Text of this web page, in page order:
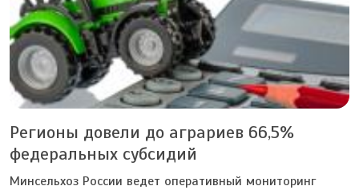
Регионы довели до аграриев 66,5%
федеральных субсидий
Минсельхоз России ведет оперативный мониторинг